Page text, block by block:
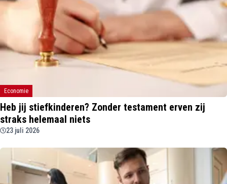
Economie
Heb jij stiefkinderen? Zonder testament erven zij
straks helemaal niets
23 juli 2026